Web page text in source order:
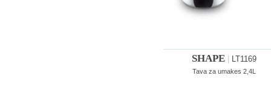
SHAPE| LT1169
Tava za umakes 2,4L